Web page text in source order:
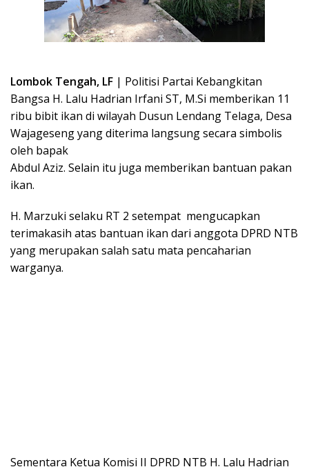
Lombok Tengah, LF | Politisi Partai Kebangkitan
Bangsa H. Lalu Hadrian Irfani ST, M.Si memberikan 11
ribu bibit ikan di wilayah Dusun Lendang Telaga, Desa
Wajageseng yang diterima langsung secara simbolis
oleh bapak
Abdul Aziz. Selain itu juga memberikan bantuan pakan
ikan.
H. Marzuki selaku RT 2 setempat mengucapkan
terimakasih atas bantuan ikan dari anggota DPRD NTB
yang merupakan salah satu mata pencaharian
warganya.
Sementara Ketua Komisi II DPRD NTB H. Lalu Hadrian